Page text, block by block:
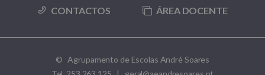
CONTACTOS
ÁREA DOCENTE
© Agrupamento de Escolas André Soares